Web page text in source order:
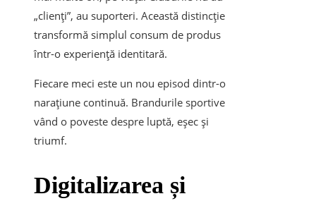
„clienți”, au suporteri. Această distincție
transformă simplul consum de produs
într-o experiență identitară.
Fiecare meci este un nou episod dintr-o
narațiune continuă. Brandurile sportive
vând o poveste despre luptă, eșec și
triumf.
Digitalizarea și